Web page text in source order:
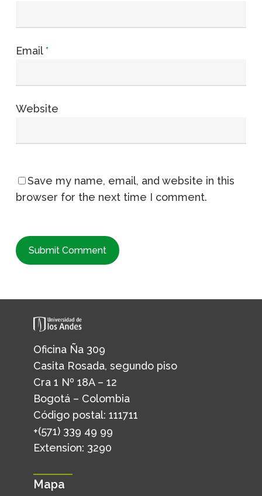
Email*
Website
Save my name, email, and website in this
browser for the next time I comment.
Oficina Ña 309
Casita Rosada, segundo piso
Cra 1 Nº 18A – 12
Bogotá – Colombia
Código postal: 111711
+(571) 339 49 99
Extension: 3290
Mapa